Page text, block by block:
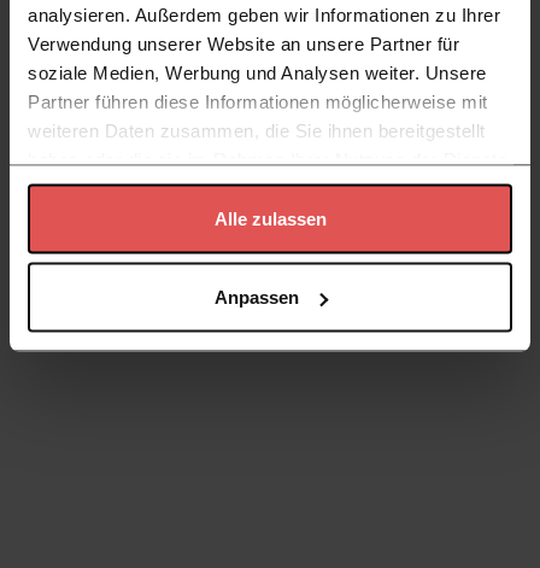
analysieren. Außerdem geben wir Informationen zu Ihrer
Verwendung unserer Website an unsere Partner für
soziale Medien, Werbung und Analysen weiter. Unsere
Partner führen diese Informationen möglicherweise mit
weiteren Daten zusammen, die Sie ihnen bereitgestellt
haben oder die sie im Rahmen Ihrer Nutzung der Dienste
gesammelt haben.
Datenschutzerklärung
Alle zulassen
Anpassen